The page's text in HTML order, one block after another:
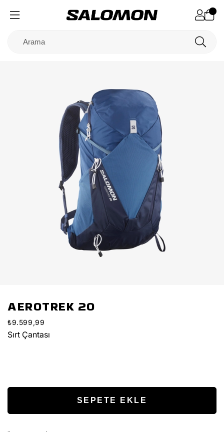
AEROTREK 20
₺9.599,99
Sırt Çantası